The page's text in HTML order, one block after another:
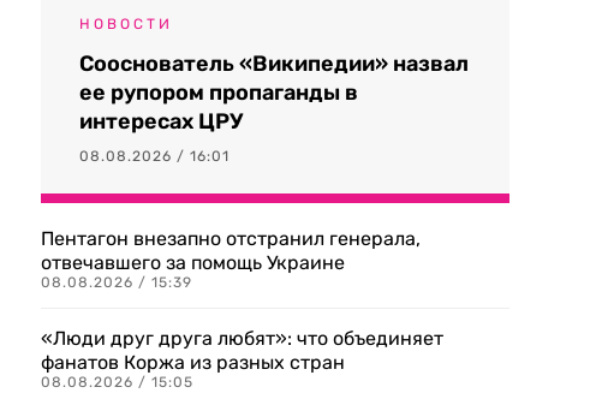
НОВОСТИ
Сооснователь «Википедии» назвал
ее рупором пропаганды в
интересах ЦРУ
08.08.2026 / 16:01
Пентагон внезапно отстранил генерала,
отвечавшего за помощь Украине
08.08.2026 / 15:39
«Люди друг друга любят»: что объединяет
фанатов Коржа из разных стран
08.08.2026 / 15:05